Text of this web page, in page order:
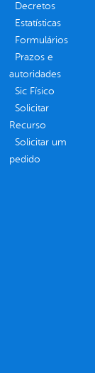
Decretos
Estatísticas
Formulários
Prazos e
autoridades
Sic Físico
Solicitar
Recurso
Solicitar um
pedido